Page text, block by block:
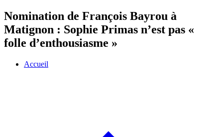
Nomination de François Bayrou à
Matignon : Sophie Primas n’est pas «
folle d’enthousiasme »
Accueil